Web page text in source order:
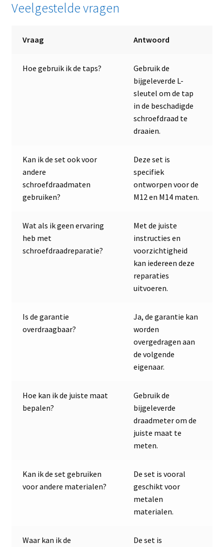
Veelgestelde vragen
Vraag Antwoord
Hoe gebruik ik de taps?
Gebruik de
bijgeleverde L-
sleutel om de tap
in de beschadigde
schroefdraad te
draaien.
Kan ik de set ook voor
andere
schroefdraadmaten
gebruiken?
Deze set is
specifiek
ontworpen voor de
M12 en M14 maten.
Wat als ik geen ervaring
heb met
schroefdraadreparatie?
Met de juiste
instructies en
voorzichtigheid
kan iedereen deze
reparaties
uitvoeren.
Is de garantie
overdraagbaar?
Ja, de garantie kan
worden
overgedragen aan
de volgende
eigenaar.
Hoe kan ik de juiste maat
bepalen?
Gebruik de
bijgeleverde
draadmeter om de
juiste maat te
meten.
Kan ik de set gebruiken
voor andere materialen?
De set is vooral
geschikt voor
metalen
materialen.
Waar kan ik de
De set is